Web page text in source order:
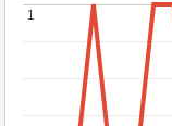
1
1